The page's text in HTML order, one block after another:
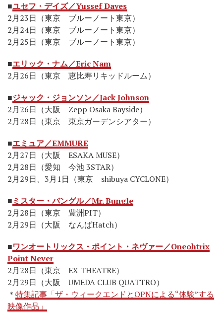
■ユセフ・デイズ／Yussef Dayes
2月23日（東京 ブルーノート東京）
2月24日（東京 ブルーノート東京）
2月25日（東京 ブルーノート東京）
■エリック・ナム／Eric Nam
2月26日（東京 恵比寿リキッドルーム）
■ジャック・ジョンソン／Jack Johnson
2月26日（大阪 Zepp Osaka Bayside）
2月28日（東京 東京ガーデンシアター）
■エミュア／EMMURE
2月27日（大阪 ESAKA MUSE）
2月28日（愛知 今池 3STAR）
2月29日、3月1日（東京 shibuya CYCLONE）
■ミスター・バングル／Mr. Bungle
2月28日（東京 豊洲PIT）
2月29日（大阪 なんばHatch）
■ワンオートリックス・ポイント・ネヴァー／Oneohtrix
Point Never
2月28日（東京 EX THEATRE）
2月29日（大阪 UMEDA CLUB QUATTRO）
＊ 特集記事「ザ・ウィークエンドとOPNによる“体験”する
映像作品」